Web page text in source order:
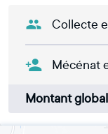
Collecte
Mécénat
Montant global